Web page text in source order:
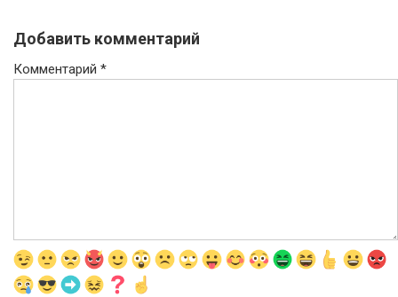
Добавить комментарий
Комментарий *